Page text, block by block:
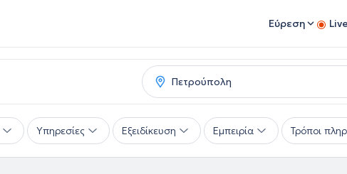
Εύρεση
Υπηρεσίες Εξειδίκευση Εμπειρία Τρόποι